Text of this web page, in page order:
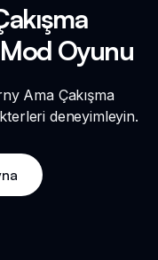
Oyunu
Ama Çakışma
deneyimleyin.